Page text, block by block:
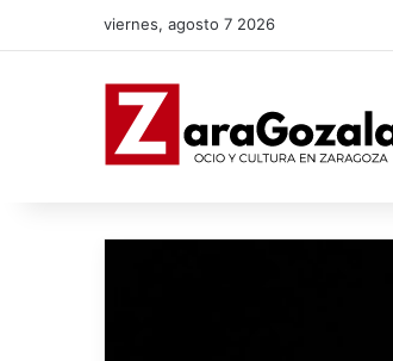
viernes, agosto 7 2026